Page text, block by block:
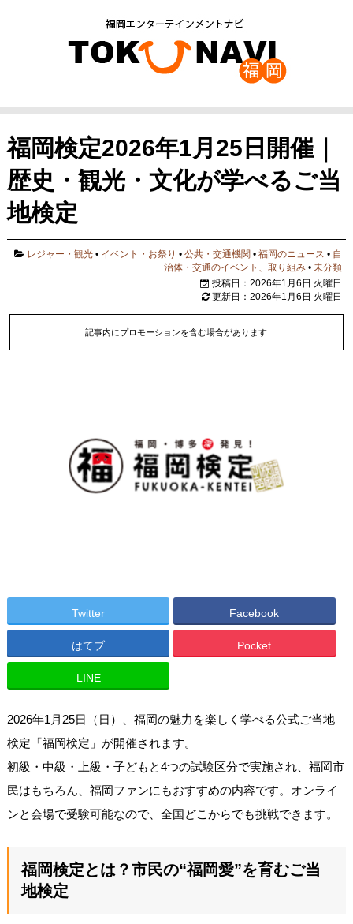
福岡検定2026年1月25日開催｜
歴史・観光・文化が学べるご当
地検定
レジャー・観光 • イベント・お祭り •公共・交通機関 •福岡のニュース • 自
治体・交通のイベント、取り組み •未分類
投稿日：2026年1月6日 火曜日
更新日：2026年1月6日 火曜日
記事内にプロモーションを含む場合があります
Twitter Facebook
はてブ Pocket
LINE
2026年1月25日（日）、福岡の魅力を楽しく学べる公式ご当地
検定「福岡検定」が開催されます。
初級・中級・上級・子どもと4つの試験区分で実施され、福岡市
民はもちろん、福岡ファンにもおすすめの内容です。オンライ
ンと会場で受験可能なので、全国どこからでも挑戦できます。
福岡検定とは？市民の“福岡愛”を育むご当
地検定